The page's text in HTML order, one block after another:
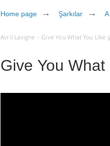
Home page Şarkılar A
Avril Lavigne – Give You What You Like
Give You